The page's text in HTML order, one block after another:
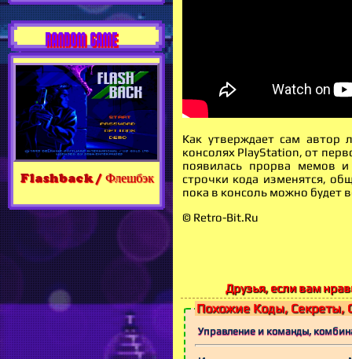
RANDOM GAME
Flashback / Флешбэк
Как утверждает сам автор
консолях PlayStation, от
появилась прорва мемов
строчки кода изменятся,
пока в консоль можно будет
© Retro-Bit.Ru
Друзья, если вам
Похожие Коды, Секреты,
Управление и команды,